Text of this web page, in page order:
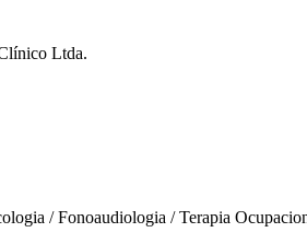
Ltda.
/ Fonoaudiologia / Terapia